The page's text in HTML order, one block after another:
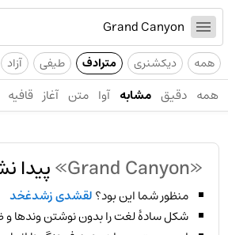
همه دیکشنری مترادف طیفی آزاد
همه دقیق مشابه آوا متن آغاز قافیه
«Grand Canyon» پیدا
منظور شما این بود؟لقشدی زشدغخد
شکل سادهٔ لغت را بدون نوشتن وندها و